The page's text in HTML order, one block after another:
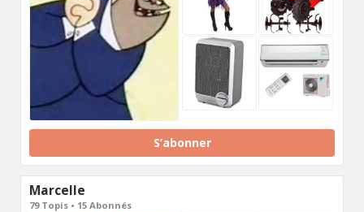
S’abonner
Marcelle
79 Topis • 15 Abonnés